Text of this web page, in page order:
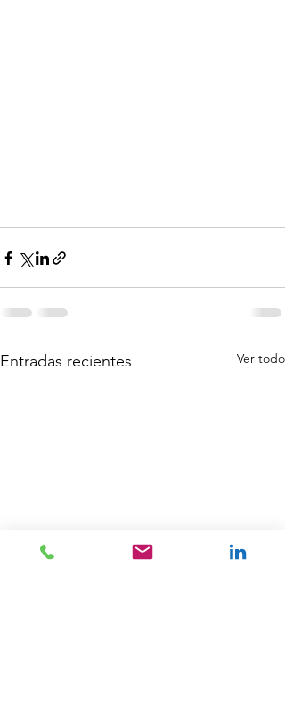
Entradas recientes Ver todo